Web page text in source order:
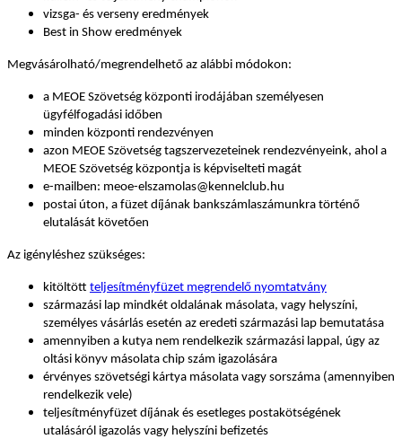
vizsga- és verseny eredmények
Best in Show eredmények
Megvásárolható/megrendelhető az alábbi módokon:
a MEOE Szövetség központi irodájában személyesen
ügyfélfogadási időben
minden központi rendezvényen
azon MEOE Szövetség tagszervezeteinek rendezvényeink, ahol a
MEOE Szövetség központja is képviselteti magát
e-mailben: meoe-elszamolas@kennelclub.hu
postai úton, a füzet díjának bankszámlaszámunkra történő
elutalását követően
Az igényléshez szükséges:
kitöltött teljesítményfüzet megrendelő nyomtatvány
származási lap mindkét oldalának másolata, vagy helyszíni,
személyes vásárlás esetén az eredeti származási lap bemutatása
amennyiben a kutya nem rendelkezik származási lappal, úgy az
oltási könyv másolata chip szám igazolására
érvényes szövetségi kártya másolata vagy sorszáma (amennyiben
rendelkezik vele)
teljesítményfüzet díjának és esetleges postakötségének
utalásáról igazolás vagy helyszíni befizetés